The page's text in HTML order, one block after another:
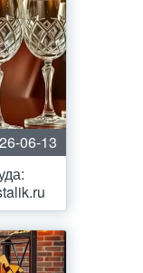
06-13